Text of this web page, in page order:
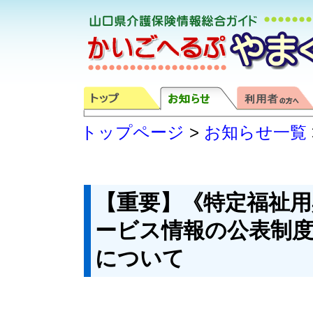
トップページ > お知らせ一覧
【重要】《特定福祉
ービス情報の公表制
について